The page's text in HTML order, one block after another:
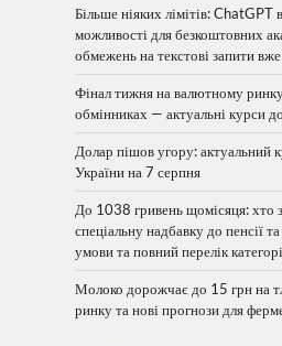
Більше ніяких лімітів: ChatGPT
можливості для безкоштовних
обмежень на текстові запити вже
Фінал тижня на валютному
обмінниках — актуальні курси
Долар пішов угору: актуальний
України на 7 серпня
До 1038 гривень щомісяця: хто
спеціальну надбавку до пенсії
умови та повний перелік
Молоко дорожчає до 15 грн на
ринку та нові прогнози для